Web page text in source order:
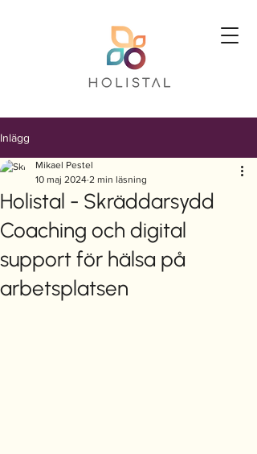
Inlägg
Holistal - Skräddarsydd
Coaching och digital
support för hälsa på
arbetsplatsen
Mikael Pestel
10 maj 2024 2 min läsning